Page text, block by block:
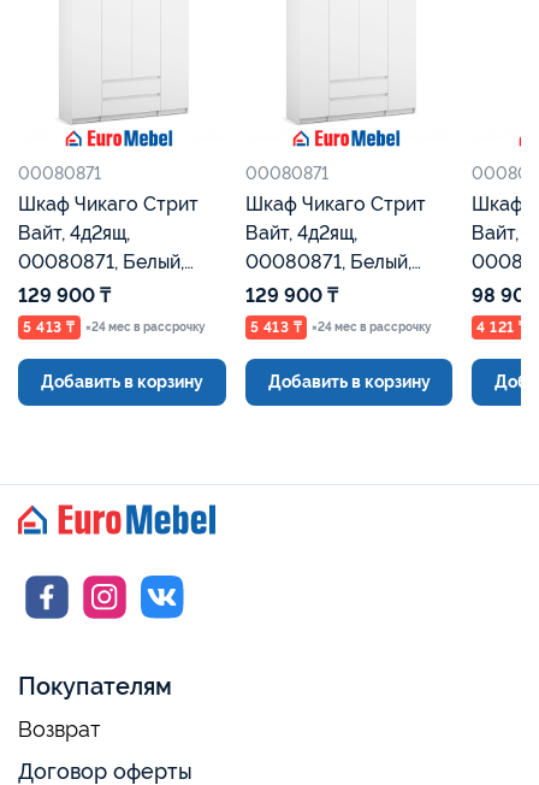
00080871
Шкаф Чикаго Стрит
Вайт, 4д2ящ,
00080871, Белый,
Евромебель
129 900 ₸
5 413 ₸ ×24 мес в рассрочку
Добавить в корзину
00080871
Шкаф Чикаго Стрит
Вайт, 4д2ящ,
00080871, Белый,
Евромебель
129 900 ₸
5 413 ₸ ×24 мес в рассрочку
Добавить в корзину
Шкаф
Вайт,
98
4 121 ₸
Покупателям
Возврат
Договор оферты